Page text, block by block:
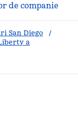
de companie
San Diego
/
a